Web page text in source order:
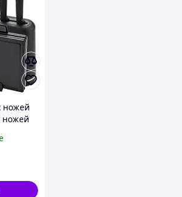
ножей
ножей